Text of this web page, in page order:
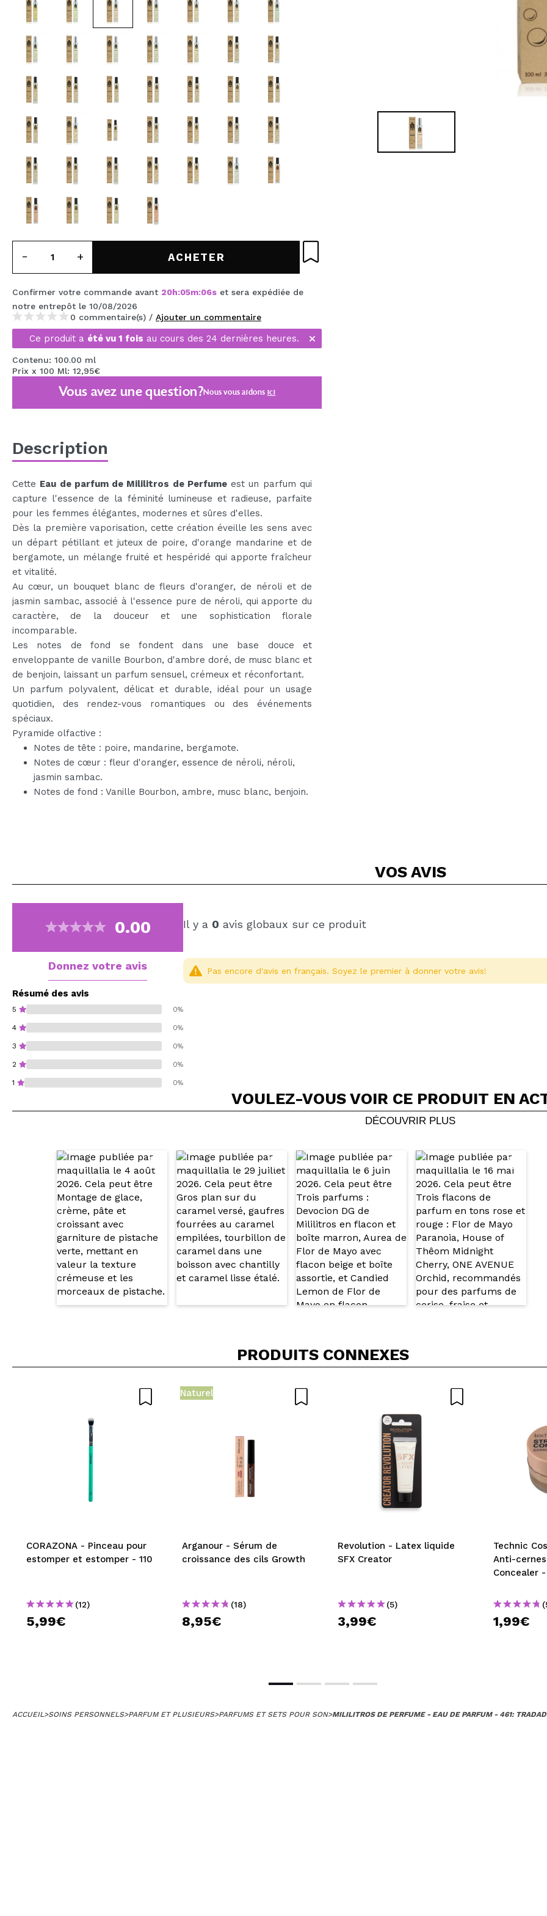
MAQUIFARMA
KOREA ZONE
TRAVEL SIZE
NATURE
OFFRES
ILS SONT REVENUS!
BIENTÔT DISPONIBLE
BLOG
ACHETER
Confirmer votre commande avant 20h:05m:05set sera expédiée de
notre entrepôt le 10/08/2026
0 commentaire(s) / Ajouter un commentaire
Ce produit a été vu 1 fois au cours des 24 dernières heures.
Contenu: 100.00 ml
Prix x 100 Ml: 12,95€
Vous avez une question?Nous vous aidons ici
Description
Cette Eau de parfum de Mililitros de Perfumeest un parfum qui
capture l'essence de la féminité lumineuse et radieuse, parfaite
pour les femmes élégantes, modernes et sûres d'elles.
Dès la première vaporisation, cette création éveille les sens avec
un départ pétillant et juteux de poire, d'orange mandarine et de
bergamote, un mélange fruité et hespéridé qui apporte fraîcheur
et vitalité.
Au cœur, un bouquet blanc de fleurs d'oranger, de néroli et de
jasmin sambac, associé à l'essence pure de néroli, qui apporte du
caractère, de la douceur et une sophistication florale
incomparable.
Les notes de fond se fondent dans une base douce et
enveloppante de vanille Bourbon, d'ambre doré, de musc blanc et
de benjoin, laissant un parfum sensuel, crémeux et réconfortant.
Un parfum polyvalent, délicat et durable, idéal pour un usage
quotidien, des rendez-vous romantiques ou des événements
spéciaux.
Pyramide olfactive :
Notes de tête : poire, mandarine, bergamote.
Notes de cœur : fleur d'oranger, essence de néroli, néroli,
jasmin sambac.
Notes de fond : Vanille Bourbon, ambre, musc blanc, benjoin.
VOS AVIS
0.00
Donnez votre avis
Résumé des avis
5 0%
4 0%
3 0%
2 0%
1 0%
Il y a 0 avis globaux sur ce produit
Partager une vidéo ou une photo
Votre vidéo pourrait être la première. Imaginez...
Recommandez-vous cet achat? Oui Non
ENVOYER
Pas encore d'avis en français. Soyez le premier à donner votre avis!
VOULEZ-VOUS VOIR CE PRODUIT EN
DÉCOUVRIR PLUS
PRODUITS CONNEXES
CORAZONA - Pinceau pour
estomper et estomper - 110
(12)
5,99€
Naturel
Arganour - Sérum de
croissance des cils Growth
(18)
8,95€
Revolution - Latex liquide
SFX Creator
(5)
3,99€
Technic
Anti-
Concealer
1,99€
ACCUEIL>SOINS PERSONNELS>PARFUM ET PLUSIEURS>PARFUMS ET SETS POUR SON>MILILITROS DE PERFUME - EAU DE PARFUM - 461: